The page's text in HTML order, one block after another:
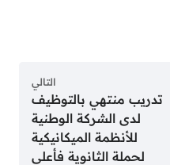
التالي
تدريب منتهي بالتوظيف
لدى الشركة الوطنية
للأنظمة الميكانيكية
لحملة الثانوية فأعلى